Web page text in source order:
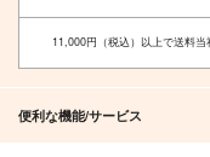
ムジナの城 下
11,000円（税込）以上で送料当
便利な機能/サービス